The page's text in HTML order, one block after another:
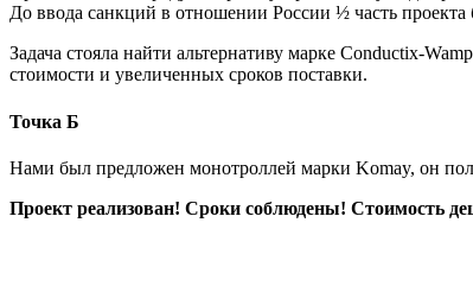
До ввода санкций в отношении России ½ часть
Задача стояла найти альтернативу марке Conductix-
стоимости и увеличенных сроков поставки.
Точка Б
Нами был предложен монотроллей марки Komay, он
Проект реализован! Сроки соблюдены! Стоимость